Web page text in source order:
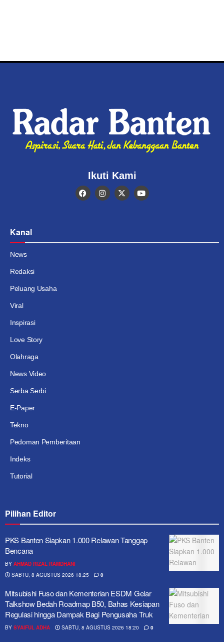
Ikuti Kami
Kanal
News
Redaksi
Peluang Usaha
Viral
Inspirasi
Love Story
Olahraga
News Video
Serba Serbi
E-Paper
Tekno
Pedoman Pemberitaan
Indeks
Tutorial
Pilihan Editor
PKS Banten Siapkan 1.000 Relawan Tanggap
Bencana
BY AHMAD RIZAL RAMDHANI
SABTU, 8 AGUSTUS 2026 18:25
0
Mitsubishi Fuso dan Kementerian ESDM Gelar
Talkshow Bedah Roadmap B50, Bahas Kesiapan
Regulasi hingga Dampak Bagi Pengusaha Truk
BY SYAIFUL ADHA SABTU, 8 AGUSTUS 2026 18:20 0